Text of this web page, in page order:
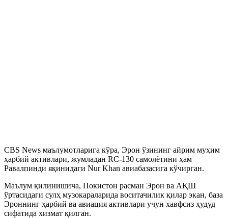
CBS News маълумотларига кўра, Эрон ўзининг айрим муҳим
ҳарбий активлари, жумладан RC-130 самолётини ҳам
Равалпинди яқинидаги Nur Khan авиабазасига кўчирган.
Маълум қилинишича, Покистон расман Эрон ва АҚШ
ўртасидаги сулҳ музокараларида воситачилик қилар экан, база
Эроннинг ҳарбий ва авиация активлари учун хавфсиз ҳудуд
сифатида хизмат қилган.